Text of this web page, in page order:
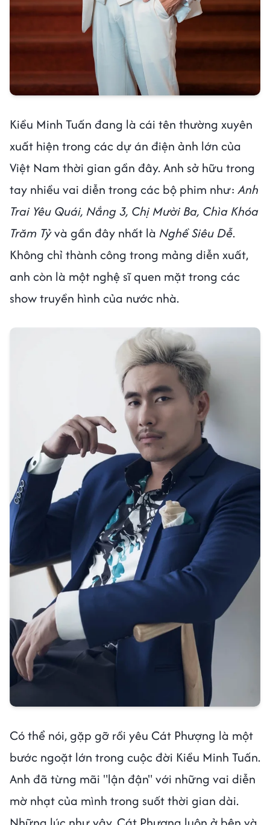
Kiều Minh Tuấn đang là cái tên thường xuyên
xuất hiện trong các dự án điện ảnh lớn của
Việt Nam thời gian gần đây. Anh sở hữu trong
tay nhiều vai diễn trong các bộ phim như:Anh
Trai Yêu Quái, Nắng 3, Chị Mười Ba, Chìa Khóa
Trăm Tỷvà gần đây nhất là Nghề Siêu Dễ.
Không chỉ thành công trong mảng diễn xuất,
anh còn là một nghệ sĩ quen mặt trong các
show truyền hình của nước nhà.
Có thể nói, gặp gỡ rồi yêu Cát Phượng là một
bước ngoặt lớn trong cuộc đời Kiều Minh Tuấn.
Anh đã từng mãi "lận đận" với những vai diễn
mờ nhạt của mình trong suốt thời gian dài.